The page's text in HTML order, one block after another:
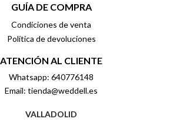
GUÍA DE COMPRA
Condiciones de venta
Política de devoluciones
ATENCIÓN AL CLIENTE
Whatsapp: 640776148
Email: tienda@weddell.es
VALLADOLID